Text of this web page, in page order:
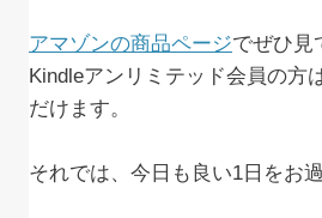
アマゾンの商品ページでぜひ見
Kindleアンリミテッド会員の方
だけます。
それでは、今日も良い1日をお